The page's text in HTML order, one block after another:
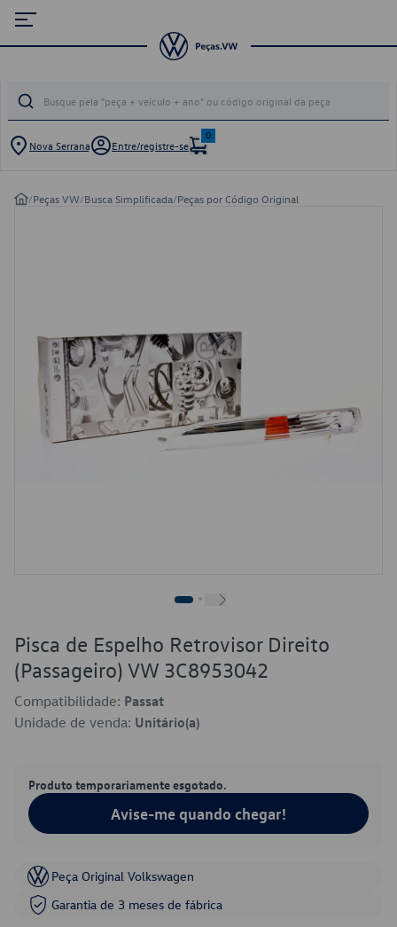
Nova Serrana Entre/registre-se
0
/Peças VW/Busca Simplificada/Peças por Código Original
Pisca de Espelho Retrovisor Direito
(Passageiro) VW 3C8953042
Compatibilidade: Passat
Unidade de venda: Unitário(a)
Produto temporariamente esgotado.
Avise-me quando chegar!
Peça Original Volkswagen
Garantia de 3 meses de fábrica